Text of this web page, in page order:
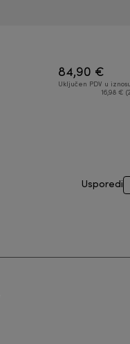
84,90 €
Uključen PDV u
16,98 €
Usporedi